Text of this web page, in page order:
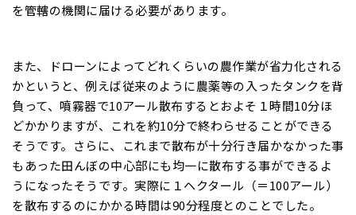
を管轄の機関に届ける必要があります。
また、ドローンによってどれくらいの農作業が省力化される
かというと、例えば従来のように農薬等の入ったタンクを背
負って、噴霧器で10アール散布するとおよそ１時間10分ほ
どかかりますが、これを約10分で終わらせることができる
そうです。さらに、これまで散布が十分行き届かなかった事
もあった田んぼの中心部にも均一に散布する事ができるよ
うになったそうです。実際に１ヘクタール（＝100アール）
を散布するのにかかる時間は90分程度とのことでした。